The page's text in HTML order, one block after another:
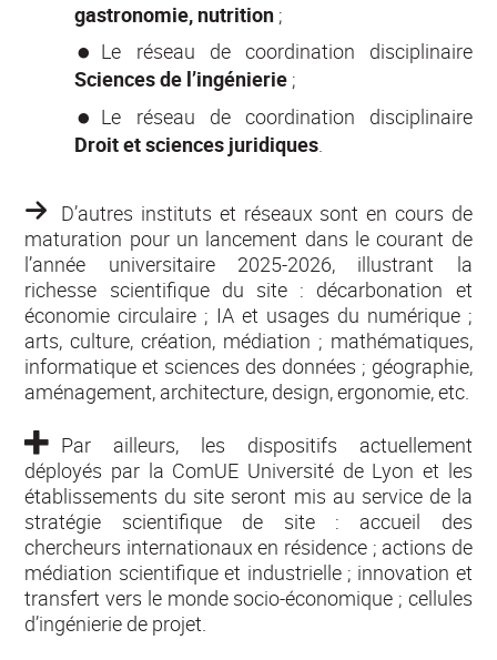
gastronomie, nutrition ;
Le réseau de coordination disciplinaire
Sciences de l’ingénierie ;
Le réseau de coordination disciplinaire
Droit et sciences juridiques
D’autres instituts et réseaux sont en cours de
maturation pour un lancement dans le courant de
l’année universitaire 2025-2026, illustrant la
richesse scientifique du site : décarbonation et
économie circulaire ; IA et usages du numérique ;
arts, culture, création, médiation ; mathématiques,
informatique et sciences des données ; géographie,
aménagement, architecture, design, ergonomie, etc.
Par ailleurs, les dispositifs actuellement
déployés par la ComUE Université de Lyon et les
établissements du site seront mis au service de la
stratégie scientifique de site : accueil des
chercheurs internationaux en résidence ; actions de
médiation scientifique et industrielle ; innovation et
transfert vers le monde socio-économique ; cellules
d’ingénierie de projet.